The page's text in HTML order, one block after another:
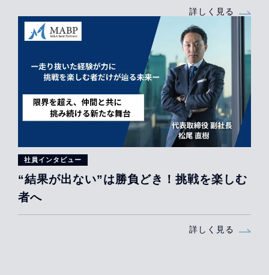
詳しく見る
社員インタビュー
“結果が出ない”は勝負どき！挑戦を楽しむ
者へ
詳しく見る